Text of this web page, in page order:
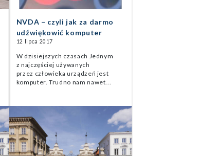
NVDA – czyli jak za darmo
udźwiękowić komputer
12 lipca 2017
W dzisiejszych czasach Jednym
z najczęściej używanych
przez człowieka urządzeń jest
komputer. Trudno nam nawet...